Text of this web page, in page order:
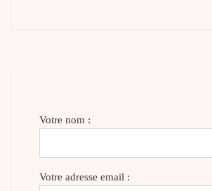
Votre nom :
Votre adresse email :